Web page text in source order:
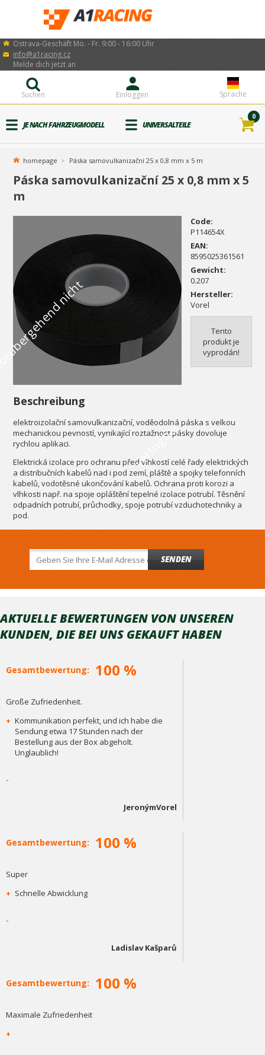
Ostrava-Geschäft Mo. - Fr. 9:00 - 16:00 Uhr
info@a1racing.cz
Sprache
Einloggen
Melde dich jetzt an
Suchen
JE NACH FAHRZEUGMODELL UNIVERSALTEILE
0
homepage Páska samovulkanizační 25 x 0,8 mm x 5 m
Páska samovulkanizační 25 x 0,8 mm x 5
m
r
Code:
P114654X
EAN:
8595025361561
Gewicht:
0.207
Hersteller:
Vorel
Tento
produkt je
vyprodán!
Beschreibung
elektroizolační samovulkanizační, voděodolná páska s velkou
mechanickou pevností, vynikající roztažnost pásky dovoluje
rychlou aplikaci.
Elektrická izolace pro ochranu před vlhkostí celé řady elektrických
a distribučních kabelů nad i pod zemí, pláště a spojky telefonních
kabelů, vodotěsné ukončování kabelů. Ochrana proti korozi a
vlhkosti např. na spoje opláštění tepelné izolace potrubí. Těsnění
odpadních potrubí, průchodky, spoje potrubí vzduchotechniky a
pod.
SENDEN
AKTUELLE BEWERTUNGEN VON UNSEREN
KUNDEN, DIE BEI ​​UNS GEKAUFT HABEN
Gesamtbewertung: 100 %
Große Zufriedenheit.
+ Kommunikation perfekt, und ich habe die
Sendung etwa 17 Stunden nach der
Bestellung aus der Box abgeholt.
Unglaublich!
-
JeronýmVorel
Gesamtbewertung: 100 %
Super
+ Schnelle Abwicklung
-
Ladislav Kašparů
Gesamtbewertung: 100 %
Maximale Zufriedenheit
+